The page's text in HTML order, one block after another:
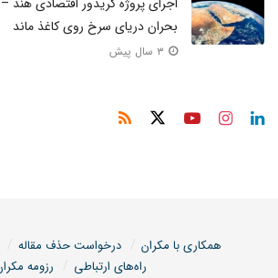
بحران دریای سرخ روی کاغذ ماند
همکاری با مکران درخواست حذف مقاله
راه‌های ارتباطی
رزومه